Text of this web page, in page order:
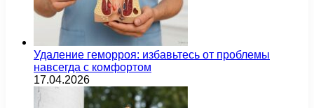
Удаление геморроя: избавьтесь от проблемы
навсегда с комфортом
17.04.2026